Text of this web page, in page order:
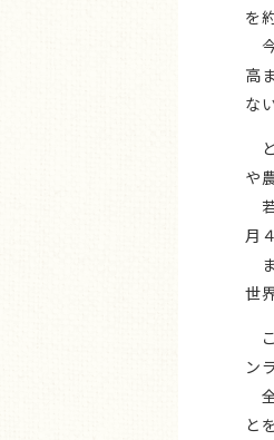
を
高
な
や
月
世
ン
と